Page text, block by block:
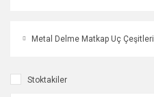
Metal Delme Matkap Uç Çeşitleri
Stoktakiler